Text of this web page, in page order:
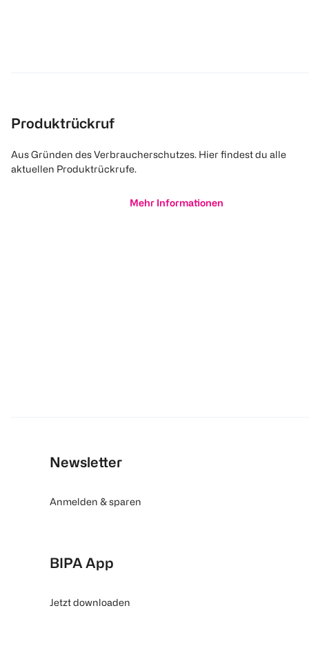
Produktrückruf
Aus Gründen des Verbraucherschutzes. Hier findest du alle
aktuellen Produktrückrufe.
Mehr Informationen
Newsletter
Anmelden & sparen
BIPA App
Jetzt downloaden